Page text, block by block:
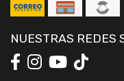
NUESTRAS REDES